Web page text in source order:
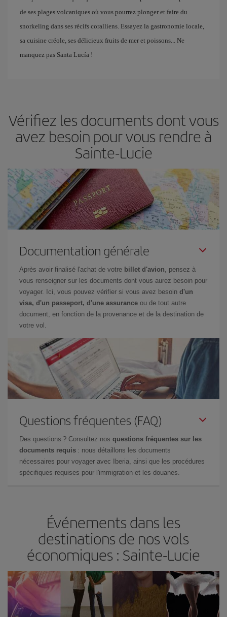
de ses plages volcaniques où vous pourrez plonger et faire du
snorkeling dans ses récifs coralliens. Essayez la gastronomie locale,
sa cuisine créole, ses délicieux fruits de mer et poissons... Ne
manquez pas Santa Lucía !
Vérifiez les documents dont vous
avez besoin pour vous rendre à
Sainte-Lucie
Documentation générale
Après avoir finalisé l'achat de votre billet d'avion , pensez à
vous renseigner sur les documents dont vous aurez besoin pour
voyager. Ici, vous pouvez vérifier si vous avez besoin d'un
visa, d'un passeport, d'une assurance ou de tout autre
document, en fonction de la provenance et de la destination de
votre vol.
Questions fréquentes (FAQ)
Des questions ? Consultez nos questions fréquentes sur les
documents requis : nous détaillons les documents
nécessaires pour voyager avec Iberia, ainsi que les procédures
spécifiques requises pour l'immigration et les douanes.
Événements dans les
destinations de nos vols
économiques : Sainte-Lucie